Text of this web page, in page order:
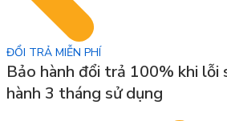
ĐỔI TRẢ MIỄN PHÍ
Bảo hành đổi trả 100% khi lỗi
hành 3 tháng sử dụng